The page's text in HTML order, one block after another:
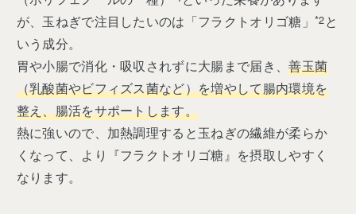
が、玉ねぎで注目したいのは「フラクトオリゴ糖」 *2と
いう成分。
胃や小腸で消化・吸収されずに大腸まで届き、善玉菌
（乳酸菌やビフィズス菌など）を増やして腸内環境を
整え、腸活をサポートします。
熱に強いので、加熱調理すると玉ねぎの繊維が柔らか
くなって、より『フラクトオリゴ糖』を摂取しやすく
なります。